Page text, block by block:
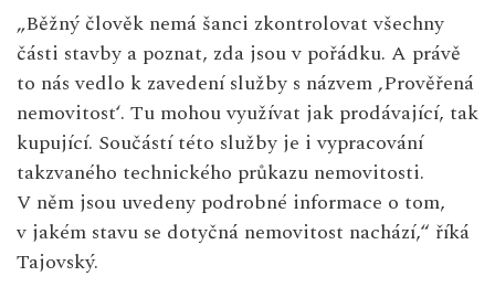
„Běžný člověk nemá šanci zkontrolovat všechny
části stavby a poznat, zda jsou v pořádku. A právě
to nás vedlo k zavedení služby s názvem ‚Prověřená
nemovitost‘. Tu mohou využívat jak prodávající, tak
kupující. Součástí této služby je i vypracování
takzvaného technického průkazu nemovitosti.
V něm jsou uvedeny podrobné informace o tom,
v jakém stavu se dotyčná nemovitost nachází,“ říká
Tajovský.